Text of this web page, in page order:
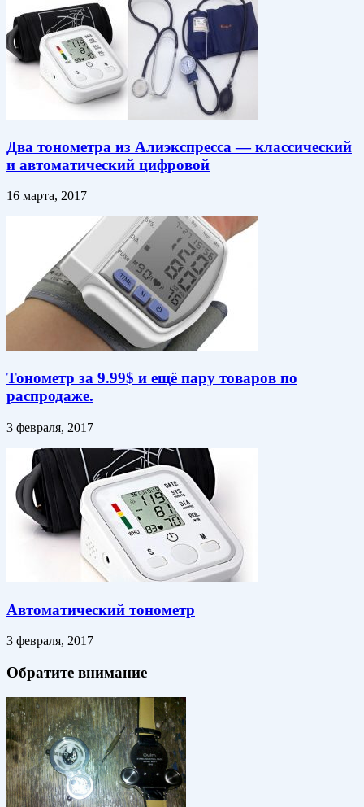
Два тонометра из Алиэкспресса — классический
и автоматический цифровой
16 марта, 2017
Тонометр за 9.99$ и ещё пару товаров по
распродаже.
3 февраля, 2017
Автоматический тонометр
3 февраля, 2017
Обратите внимание